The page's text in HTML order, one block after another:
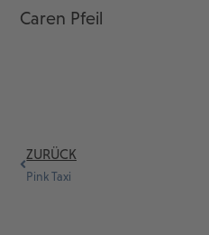
Caren Pfeil
ZURÜCK
Pink Taxi